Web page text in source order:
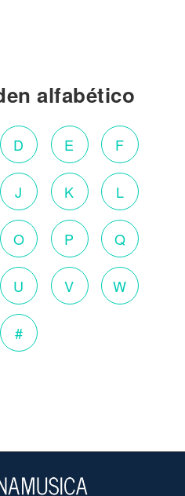
alfabético
D E F
J K L
O P Q
U V W
#